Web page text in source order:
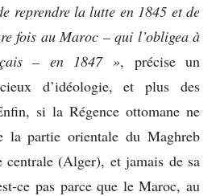
reprendre la lutte en 1845 et de
fois au Maroc – qui l’obligea à
– en 1847 », précise un
d’idéologie, et plus des
si la Régence ottomane ne
la partie orientale du Maghreb
centrale (Alger), et jamais de sa
ce pas parce que le Maroc, au